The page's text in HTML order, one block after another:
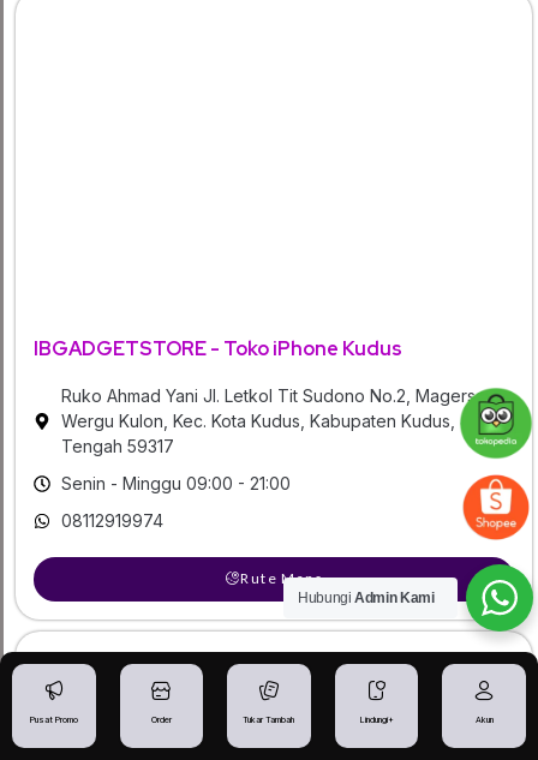
IBGADGETSTORE - Toko iPhone Kudus
Ruko Ahmad Yani Jl. Letkol Tit Sudono No.2, Magersari,
Wergu Kulon, Kec. Kota Kudus, Kabupaten Kudus, Jawa
Tengah 59317
Senin - Minggu 09:00 - 21:00
08112919974
Rute Maps
Pusat Promo Order Tukar Tambah Lindungi+ Akun
Hubungi Admin Kami